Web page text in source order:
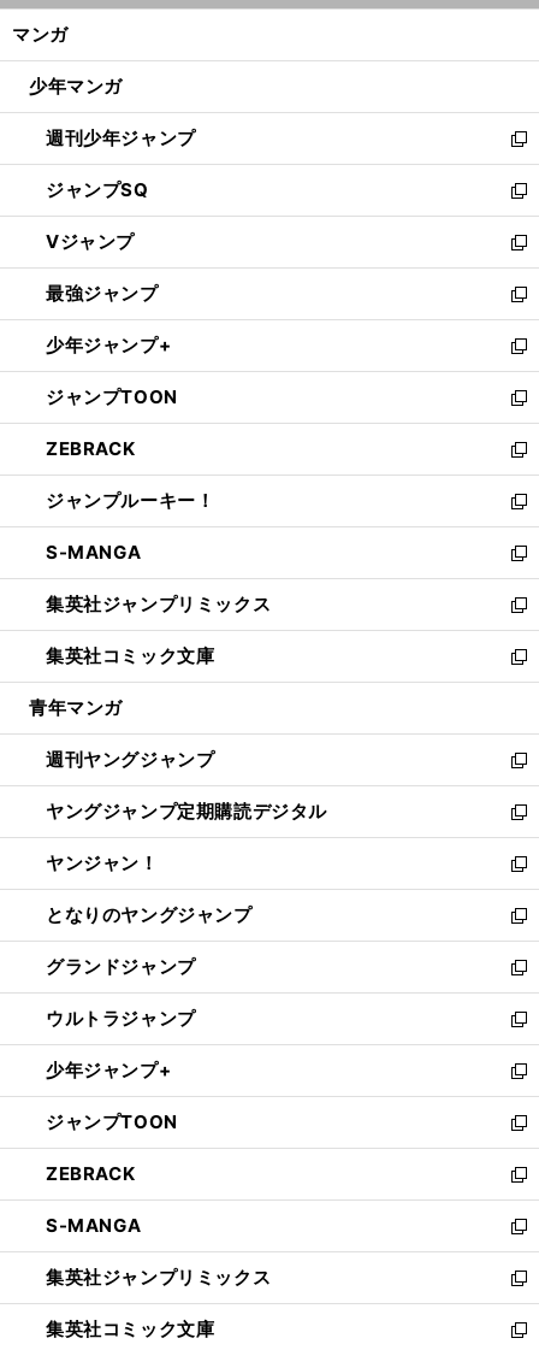
ン
ウ
開
く
マンガ
少年マンガ
週刊少年ジャンプ
新
し
い
ウ
ィ
ン
ド
ウ
で
開
く
ジャンプSQ
新
し
い
ウ
ィ
ン
ド
ウ
で
開
く
Vジャンプ
新
し
い
ウ
ィ
ン
ド
ウ
で
開
く
最強ジャンプ
新
し
い
ウ
ィ
ン
ド
ウ
で
開
く
少年ジャンプ+
新
し
い
ウ
ィ
ン
ド
ウ
で
開
く
ジャンプTOON
新
し
い
ウ
ィ
ン
ド
ウ
で
開
く
ZEBRACK
新
し
い
ウ
ィ
ン
ド
ウ
で
開
ジャンプルーキー！
新
し
い
ウ
ィ
ン
ド
ウ
開
く
S-MANGA
新
し
い
ウ
ィ
ン
ウ
で
開
く
集英社ジャンプリミックス
新
し
い
ウ
ン
ド
ウ
で
開
く
集英社コミック文庫
新
し
ウ
ィ
ン
ド
ウ
で
開
く
青年マンガ
週刊ヤングジャンプ
新
し
い
ウ
ィ
ン
ド
ウ
で
開
く
ヤングジャンプ定期購読デジタル
新
し
い
ウ
ィ
ン
ド
ウ
で
開
く
ヤンジャン！
新
し
い
ウ
ィ
ン
ド
ウ
で
開
く
となりのヤングジャンプ
新
し
い
ウ
ィ
ン
ド
ウ
で
開
く
グランドジャンプ
新
し
い
ウ
ィ
ン
ド
ウ
で
開
く
ウルトラジャンプ
新
し
い
ウ
ィ
ン
ド
ウ
で
開
く
少年ジャンプ+
新
し
い
ウ
ィ
ン
ド
ウ
で
開
く
ジャンプTOON
新
し
い
ウ
ィ
ン
ド
ウ
で
ZEBRACK
新
し
い
ウ
ィ
ン
ド
S-MANGA
新
し
い
ウ
ィ
集英社ジャンプリミックス
新
し
い
集英社コミック文庫
新